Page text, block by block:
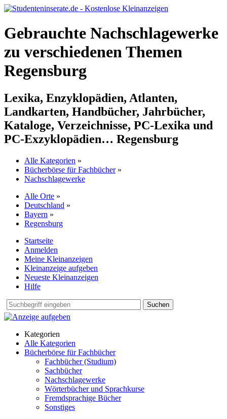
Gebrauchte Nachschlagewerke
zu verschiedenen Themen
Regensburg
Lexika, Enzyklopädien, Atlanten,
Landkarten, Handbücher, Jahrbücher,
Kataloge, Verzeichnisse, PC-Lexika und
PC-Exzyklopädien… Regensburg
Alle Kategorien »
Bücherbörse für Fachbücher»
Nachschlagewerke
Alle Orte »
Deutschland »
Bayern »
Regensburg
Startseite
Anmelden
Meine Kleinanzeigen
Kleinanzeige aufgeben
Neueste Kleinanzeigen
Hilfe
Suchen
Kategorien
Alle Kategorien
Bücherbörse für Fachbücher
Fachbücher (Studium)
Sachbücher
Nachschlagewerke
Wörterbücher und Sprachkurse
Fremdsprachige Bücher
Sonstiges